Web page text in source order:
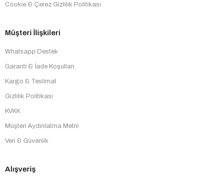
Cookie & Çerez Gizlilik Politikası
Müşteri İlişkileri
Whatsapp Destek
Garanti & İade Koşulları
Kargo & Teslimat
Gizlilik Politikası
KVKK
Müşteri Aydınlatma Metni
Veri & Güvenlik
Alışveriş